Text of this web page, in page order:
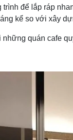
để lắp ráp
kể so với xây
quán cafe